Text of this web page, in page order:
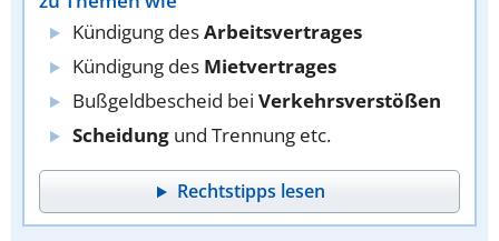
Kündigung desArbeitsvertrages
Kündigung des Mietvertrages
Bußgeldbescheid bei Verkehrsverstößen
Scheidung und Trennung etc.
Rechtstipps lesen